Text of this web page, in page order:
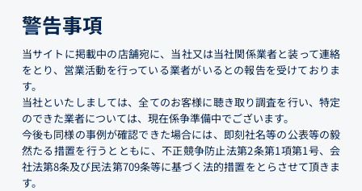
警告事項
当サイトに掲載中の店舗宛に、当社又は当社関係業者と装って連絡
をとり、営業活動を行っている業者がいるとの報告を受けておりま
す。
当社といたしましては、全てのお客様に聴き取り調査を行い、特定
のできた業者については、現在係争準備中でございます。
今後も同様の事例が確認できた場合には、即刻社名等の公表等の毅
然たる措置を行うとともに、不正競争防止法第2条第1項第1号、会
社法第8条及び民法第709条等に基づく法的措置をとらさせて頂きま
す。